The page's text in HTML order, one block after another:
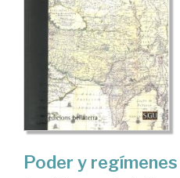
Poder y